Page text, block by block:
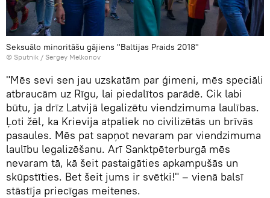
Seksuālo minoritāšu gājiens "Baltijas Praids 2018"
© Sputnik / Sergey Melkonov
"Mēs sevi sen jau uzskatām par ģimeni, mēs speciāli
atbraucām uz Rīgu, lai piedalītos parādē. Cik labi
būtu, ja drīz Latvijā legalizētu viendzimuma laulības.
Ļoti žēl, ka Krievija atpaliek no civilizētās un brīvās
pasaules. Mēs pat sapņot nevaram par viendzimuma
laulību legalizēšanu. Arī Sanktpēterburgā mēs
nevaram tā, kā šeit pastaigāties apkampušās un
skūpstīties. Bet šeit jums ir svētki!" – vienā balsī
stāstīja priecīgas meitenes.